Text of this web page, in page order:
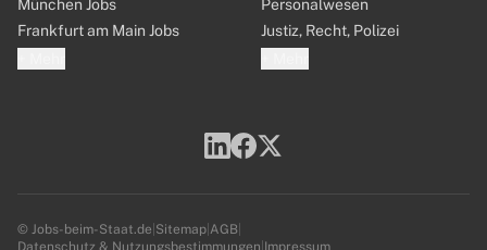
München Jobs
Frankfurt am Main Jobs
Personalwesen
Justiz, Recht, Polizei
© Jobs-beim-Staat.de Sitemap AGB
Datenschutz & Nutzungsbestimmungen Impressum